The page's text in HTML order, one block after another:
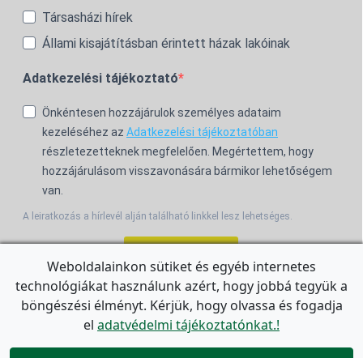
Társasházi hírek
Állami kisajátításban érintett házak lakóinak
Adatkezelési tájékoztató
Önkéntesen hozzájárulok személyes adataim
kezeléséhez az Adatkezelési tájékoztatóban
részletezetteknek megfelelően. Megértettem, hogy
hozzájárulásom visszavonására bármikor lehetőségem
van.
A leiratkozás a hírlevél alján található linkkel lesz lehetséges.
For the English Newsletter, clickHERE.
Weboldalainkon sütiket és egyéb internetes
technológiákat használunk azért, hogy jobbá tegyük a
böngészési élményt. Kérjük, hogy olvassa és fogadja
el adatvédelmi tájékoztatónkat.!